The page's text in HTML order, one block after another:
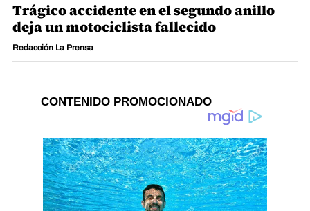
Trágico accidente en el segundo anillo
deja un motociclista fallecido
Redacción La Prensa